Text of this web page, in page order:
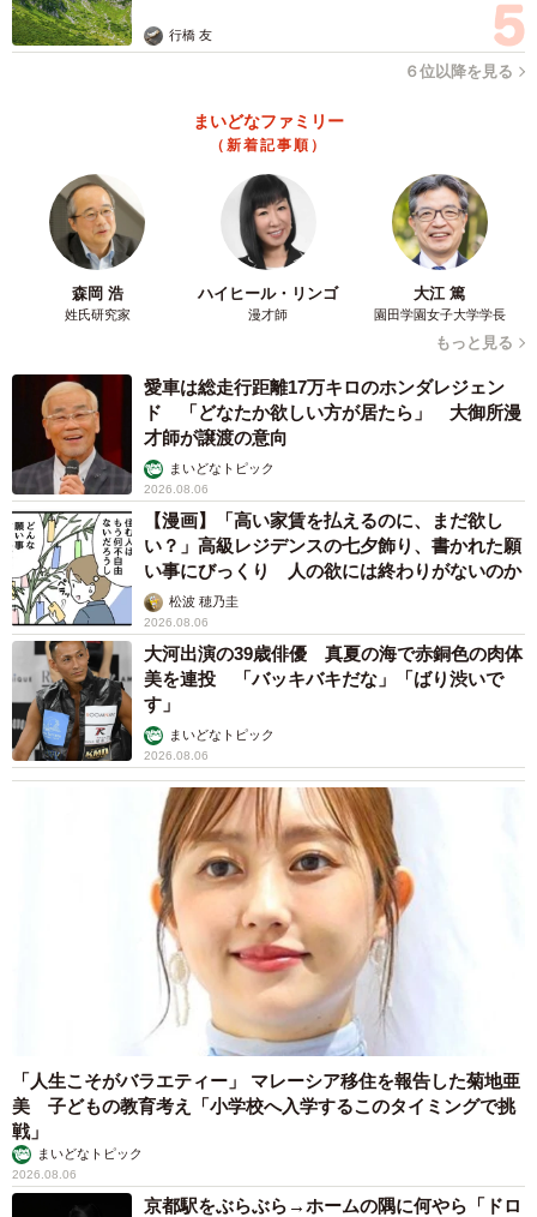
行橋 友
６位以降を見る
まいどなファミリー
（新着記事順）
森岡 浩
姓氏研究家
ハイヒール・リンゴ
漫才師
大江 篤
園田学園女子大学学長
もっと見る
愛車は総走行距離17万キロのホンダレジェン
ド 「どなたか欲しい方が居たら」 大御所漫
才師が譲渡の意向
まいどなトピック
2026.08.06
【漫画】「高い家賃を払えるのに、まだ欲し
い？」高級レジデンスの七夕飾り、書かれた願
い事にびっくり 人の欲には終わりがないのか
松波 穂乃圭
2026.08.06
大河出演の39歳俳優 真夏の海で赤銅色の肉体
美を連投 「バッキバキだな」「ばり渋いで
す」
まいどなトピック
2026.08.06
「人生こそがバラエティー」 マレーシア移住を報告した菊地亜
美 子どもの教育考え「小学校へ入学するこのタイミングで挑
戦」
まいどなトピック
2026.08.06
京都駅をぶらぶら→ホームの隅に何やら「ドロ